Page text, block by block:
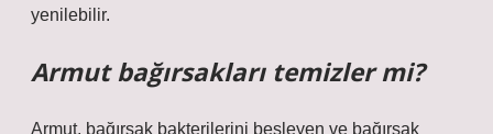
yenilebilir.
Armut bağırsakları temizler mi?
Armut, bağırsak bakterilerini besleyen ve bağırsak